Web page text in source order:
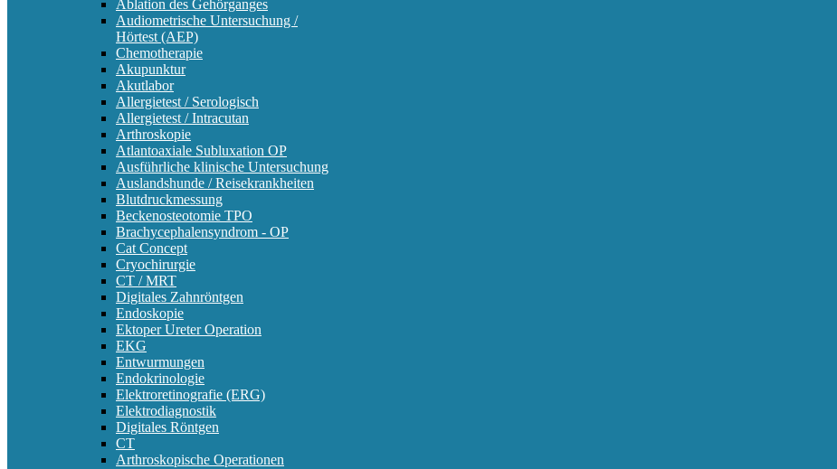
Ablation des Gehörganges
Audiometrische Untersuchung /
Hörtest (AEP)
Chemotherapie
Akupunktur
Akutlabor
Allergietest / Serologisch
Allergietest / Intracutan
Arthroskopie
Atlantoaxiale Subluxation OP
Ausführliche klinische Untersuchung
Auslandshunde / Reisekrankheiten
Blutdruckmessung
Beckenosteotomie TPO
Brachycephalensyndrom - OP
Cat Concept
Cryochirurgie
CT / MRT
Digitales Zahnröntgen
Endoskopie
Ektoper Ureter Operation
EKG
Entwurmungen
Endokrinologie
Elektroretinografie (ERG)
Elektrodiagnostik
Digitales Röntgen
CT
Arthroskopische Operationen